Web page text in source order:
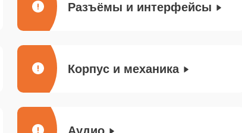
Разъёмы и интерфейсы
Корпус и механика